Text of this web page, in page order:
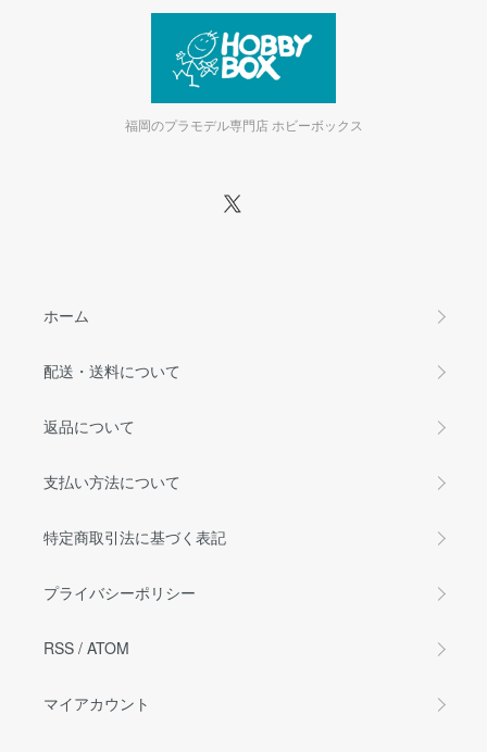
福岡のプラモデル専門店 ホビーボックス
ホーム
配送・送料について
返品について
支払い方法について
特定商取引法に基づく表記
プライバシーポリシー
RSS / ATOM
マイアカウント